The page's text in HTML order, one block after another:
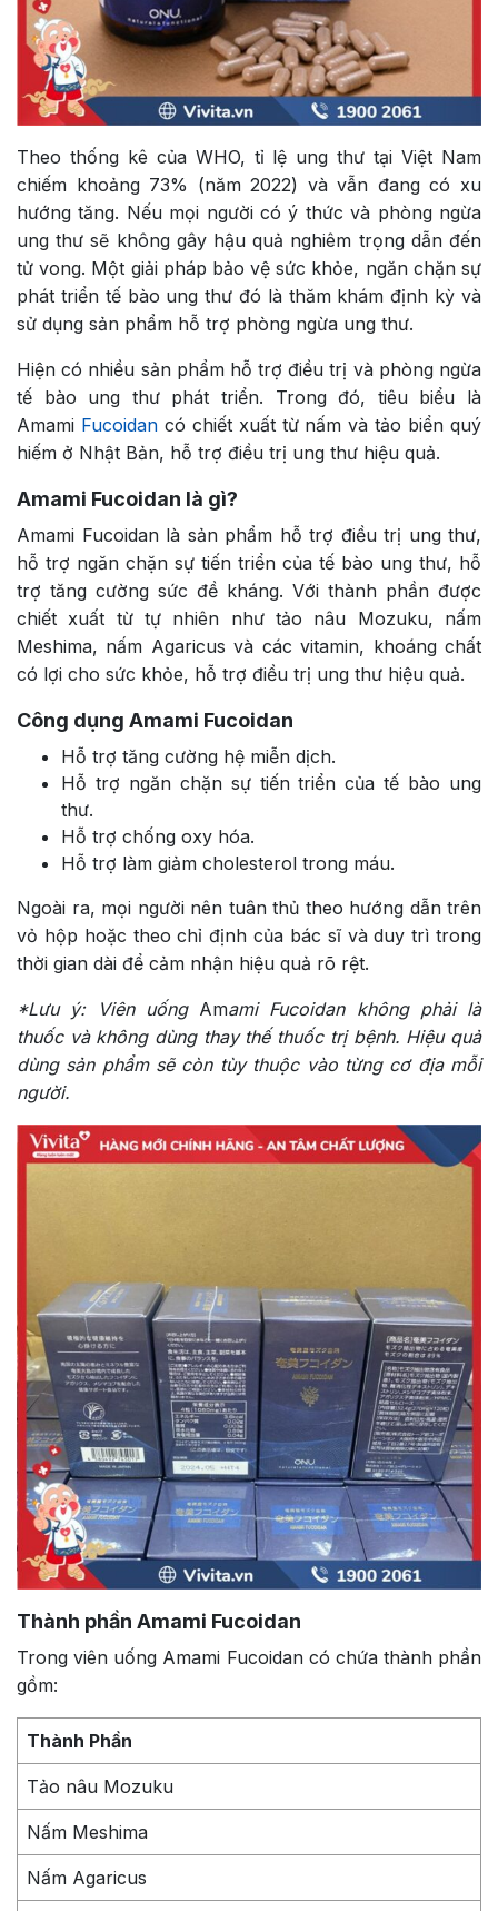
Theo thống kê của WHO, tỉ lệ ung thư tại Việt Nam
chiếm khoảng 73% (năm 2022) và vẫn đang có xu
hướng tăng. Nếu mọi người có ý thức và phòng ngừa
ung thư sẽ không gây hậu quả nghiêm trọng dẫn đến
tử vong. Một giải pháp bảo vệ sức khỏe, ngăn chặn sự
phát triển tế bào ung thư đó là thăm khám định kỳ và
sử dụng sản phẩm hỗ trợ phòng ngừa ung thư.
Hiện có nhiều sản phẩm hỗ trợ điều trị và phòng ngừa
tế bào ung thư phát triển. Trong đó, tiêu biểu là
Amami Fucoidancó chiết xuất từ nấm và tảo biển quý
hiếm ở Nhật Bản, hỗ trợ điều trị ung thư hiệu quả.
Amami Fucoidan là gì?
Amami Fucoidan là sản phẩm hỗ trợ điều trị ung thư,
hỗ trợ ngăn chặn sự tiến triển của tế bào ung thư, hỗ
trợ tăng cường sức đề kháng. Với thành phần được
chiết xuất từ tự nhiên như tảo nâu Mozuku, nấm
Meshima, nấm Agaricus và các vitamin, khoáng chất
có lợi cho sức khỏe, hỗ trợ điều trị ung thư hiệu quả.
Công dụng Amami Fucoidan
Hỗ trợ tăng cường hệ miễn dịch.
Hỗ trợ ngăn chặn sự tiến triển của tế bào ung
thư.
Hỗ trợ chống oxy hóa.
Hỗ trợ làm giảm cholesterol trong máu.
Ngoài ra, mọi người nên tuân thủ theo hướng dẫn trên
vỏ hộp hoặc theo chỉ định của bác sĩ và duy trì trong
thời gian dài để cảm nhận hiệu quả rõ rệt.
*Lưu ý: Viên uống Amami Fucoidan không phải là
thuốc và không dùng thay thế thuốc trị bệnh. Hiệu quả
dùng sản phẩm sẽ còn tùy thuộc vào từng cơ địa mỗi
người.
Thành phần Amami Fucoidan
Trong viên uống Amami Fucoidan có chứa thành phần
gồm:
Thành Phần
Tảo nâu Mozuku
Nấm Meshima
Nấm Agaricus